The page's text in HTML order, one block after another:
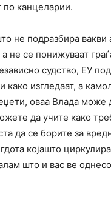
канцеларии.
не подразбира
а не се понижуваат
судство, ЕУ
како изгледаат, а
оваа Влада може
да учите како
да се борите за
којашто
што и вас ве